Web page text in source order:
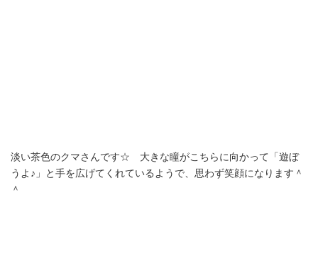
淡い茶色のクマさんです☆ 大きな瞳がこちらに向かって「遊ぼ
うよ♪」と手を広げてくれているようで、思わず笑顔になります＾
＾